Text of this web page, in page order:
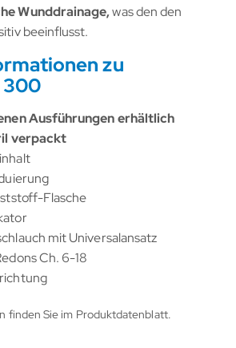
Wunddrainage,was den den
beeinflusst.
zu
300
Ausführungen erhältlich
verpackt
Flasche
mit Universalansatz
Ch. 6-18
finden Sie im Produktdatenblatt.